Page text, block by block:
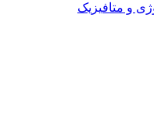
و متافیزیک